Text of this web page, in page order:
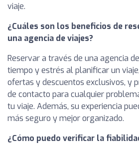
viaje.
¿Cuáles son los beneficios de
una agencia de viajes?
Reservar a través de una agencia
tiempo y estrés al planificar un
ofertas y descuentos exclusivos, y
de contacto para cualquier
tu viaje. Además, su experiencia
más seguro y mejor organizado.
¿Cómo puedo verificar la